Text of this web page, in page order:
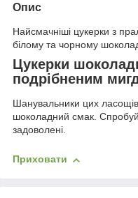
Опис
Найсмачніші цукерки з
білому та чорному
Цукерки
подрібненим
Шанувальники цих
шоколадний смак.
задоволені.
Приховати